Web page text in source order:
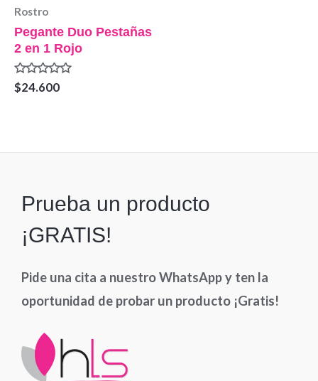
Rostro
Pegante Duo Pestañas
2 en 1 Rojo
Valorado
en
$24.600
Prueba un producto
¡GRATIS!
Pide una cita a nuestro WhatsApp y ten la
oportunidad de probar un producto ¡Gratis!